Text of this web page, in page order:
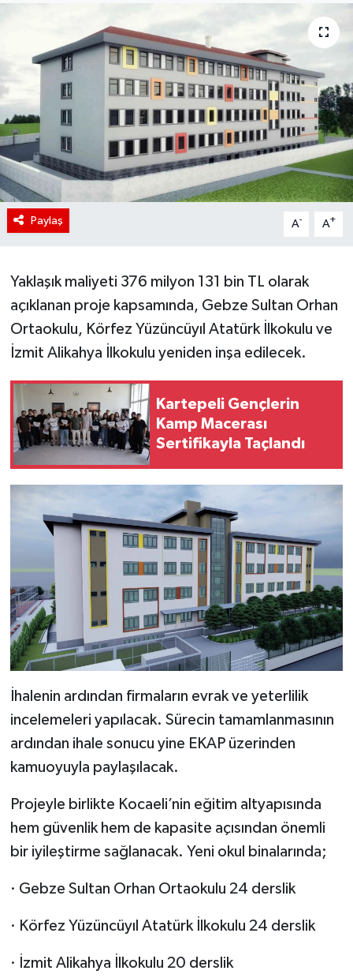
Paylaş A- A+
Yaklaşık maliyeti 376 milyon 131 bin TL olarak
açıklanan proje kapsamında, Gebze Sultan Orhan
Ortaokulu, Körfez Yüzüncüyıl Atatürk İlkokulu ve
İzmit Alikahya İlkokulu yeniden inşa edilecek.
Kartepeli Gençlerin
Kamp Macerası
Sertifikayla Taçlandı
İhalenin ardından firmaların evrak ve yeterlilik
incelemeleri yapılacak. Sürecin tamamlanmasının
ardından ihale sonucu yine EKAP üzerinden
kamuoyuyla paylaşılacak.
Projeyle birlikte Kocaeli’nin eğitim altyapısında
hem güvenlik hem de kapasite açısından önemli
bir iyileştirme sağlanacak. Yeni okul binalarında;
· Gebze Sultan Orhan Ortaokulu 24 derslik
· Körfez Yüzüncüyıl Atatürk İlkokulu 24 derslik
· İzmit Alikahya İlkokulu 20 derslik